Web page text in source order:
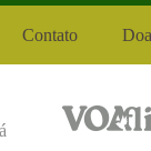
Contato